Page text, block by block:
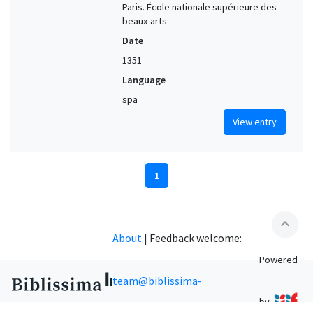
Paris. École nationale supérieure des
beaux-arts
Date
1351
Language
spa
View entry
1
expand_less
About | Feedback welcome:
team@biblissima-
Powered
by